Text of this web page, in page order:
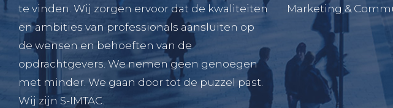
te vinden. Wij zorgen ervoor dat de kwaliteiten
en ambities van professionals aansluiten op
de wensen en behoeften van de
opdrachtgevers. We nemen geen genoegen
met minder. We gaan door tot de puzzel past.
Wij zijn S-IMTAC.
Marketing &